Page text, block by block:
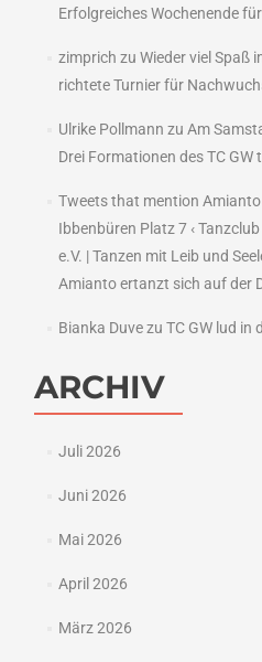
Erfolgreiches Wochenende
zimprich zu Wieder viel Spaß
richtete Turnier für
Ulrike Pollmann zu Am
Drei Formationen des TC GW
Tweets that mention
Ibbenbüren Platz 7 ‹
e.V. | Tanzen mit Leib und
Amianto ertanzt sich auf der
Bianka Duvezu TC GW lud in
ARCHIV
Juli 2026
Juni 2026
Mai 2026
April 2026
März 2026